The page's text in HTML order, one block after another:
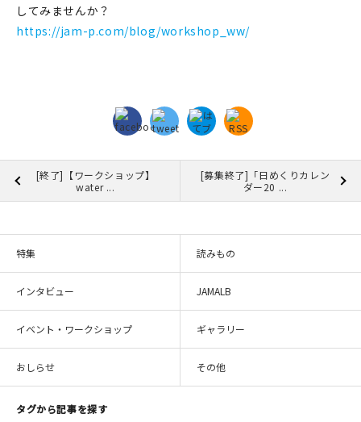
してみませんか？
https://jam-p.com/blog/workshop_ww/
[終了]【ワークショップ】
water ...
[募集終了]「日めくりカレン
ダー20 ...
特集 読みもの
インタビュー JAMALB
イベント・ワークショップ ギャラリー
おしらせ その他
タグから記事を探す